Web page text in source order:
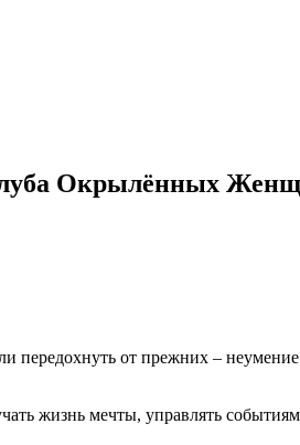
Клуба Окрылённых
передохнуть от прежних –
жизнь мечты, управлять